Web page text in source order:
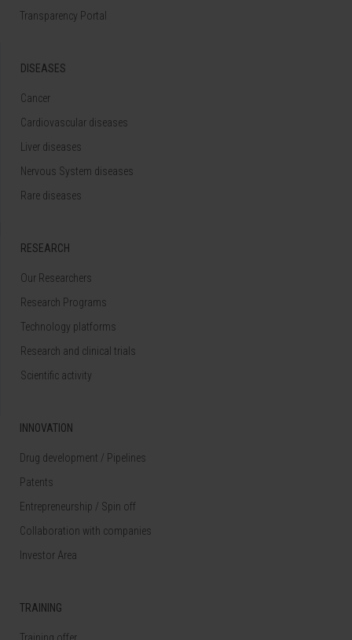
Transparency Portal
DISEASES
Cancer
Cardiovascular diseases
Liver diseases
Nervous System diseases
Rare diseases
RESEARCH
Our Researchers
Research Programs
Technology platforms
Research and clinical trials
Scientific activity
INNOVATION
Drug development / Pipelines
Patents
Entrepreneurship / Spin off
Collaboration with companies
Investor Area
TRAINING
Training offer